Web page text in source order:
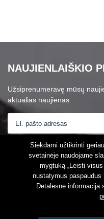
NAUJIENLAIŠKIO
Užsiprenumeravę mūsų
aktualias naujienas.
Susipažinau su
Siekdami užtikrinti
svetainėje naudojame
mygtuką „Leisti
nustatymus paspaudus
Detalesnė informacija